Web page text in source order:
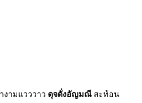
งามแวววาว ดุจดั่งอัญมณี สะท้อน